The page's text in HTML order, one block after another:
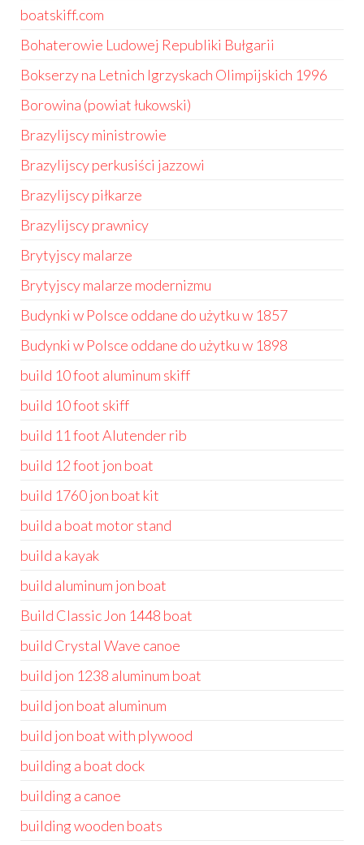
boatskiff.com
Bohaterowie Ludowej Republiki Bułgarii
Bokserzy na Letnich Igrzyskach Olimpijskich 1996
Borowina (powiat łukowski)
Brazylijscy ministrowie
Brazylijscy perkusiści jazzowi
Brazylijscy piłkarze
Brazylijscy prawnicy
Brytyjscy malarze
Brytyjscy malarze modernizmu
Budynki w Polsce oddane do użytku w 1857
Budynki w Polsce oddane do użytku w 1898
build 10 foot aluminum skiff
build 10 foot skiff
build 11 foot Alutender rib
build 12 foot jon boat
build 1760 jon boat kit
build a boat motor stand
build a kayak
build aluminum jon boat
Build Classic Jon 1448 boat
build Crystal Wave canoe
build jon 1238 aluminum boat
build jon boat aluminum
build jon boat with plywood
building a boat dock
building a canoe
building wooden boats